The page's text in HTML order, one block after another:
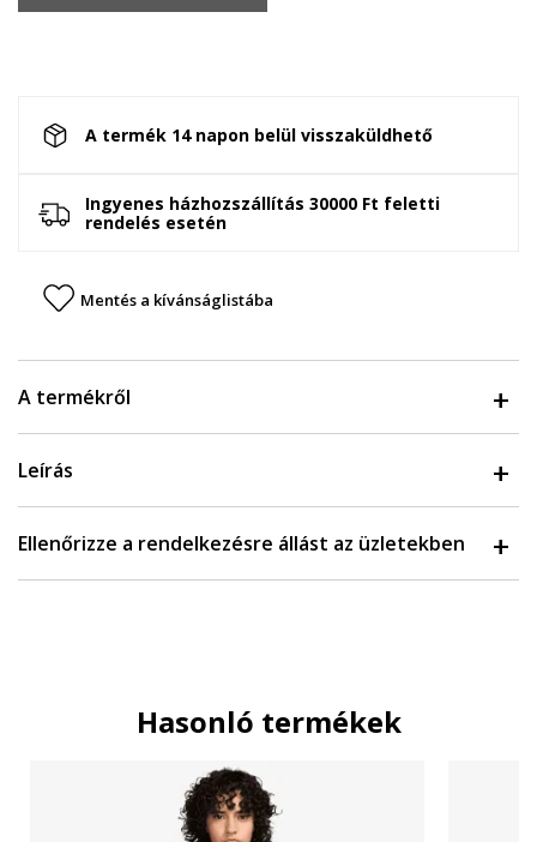
A termék 14 napon belül visszaküldhető
Ingyenes házhozszállítás 30000 Ft feletti
rendelés esetén
Mentés a kívánságlistába
A termékről
Leírás
Ellenőrizze a rendelkezésre állást az üzletekben
Hasonló termékek